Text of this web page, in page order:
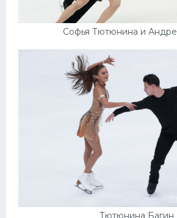
Софья Тютюнина и
Тютюнина Багин